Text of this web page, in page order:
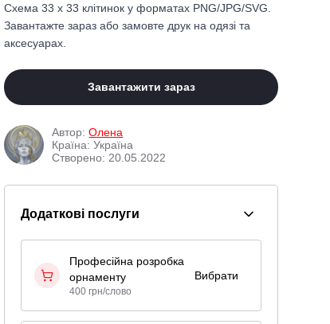
Схема 33 x 33 клітинок у форматах PNG/JPG/SVG.
Завантажте зараз або замовте друк на одязі та
аксесуарах.
Завантажити зараз
Автор:Олена
Країна: Україна
Створено: 20.05.2022
Додаткові послуги
Професійна розробка
орнаменту
400 грн/слово
Вибрати